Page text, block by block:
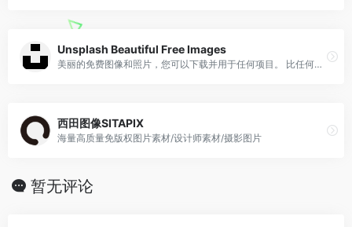
Unsplash Beautiful Free Images
美丽的免费图像和照片，您可以下载并用于任何项目。 比任何免版税或库存照片都要好。
西田图像SITAPIX
海量高质量免版权图片素材/设计师素材/摄影图片
暂无评论